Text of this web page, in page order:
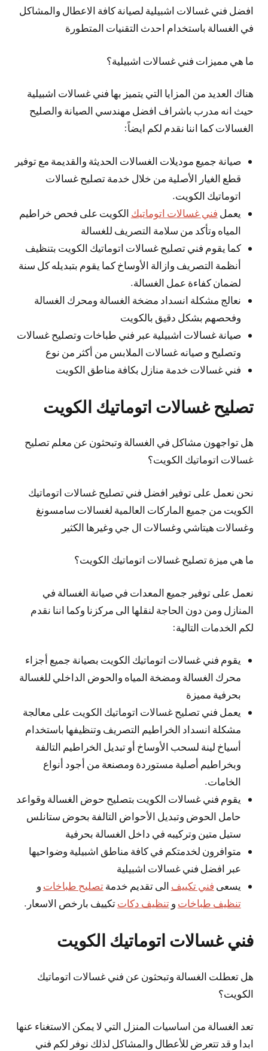
افضل فني غسالات اشبيلية لصيانة كافة الاعطال والمشاكل
في الغسالة باستخدام احدث التقنيات المتطورة
ما هي مميزات فني غسالات اشبيلية؟
هناك العديد من المزايا التي يتميز بها فني غسالات اشبيلية
حيث انه مدرب باشراف افضل مهندسي الصيانة والصليح
الغسالات كما اننا نقدم لكم ايضاً:
صيانة جميع موديلات الغسالات الحديثة والقديمة مع توفير
قطع الغيار الأصلية من خلال خدمة تصليح غسالات
اتوماتيك الكويت.
يعمل فني غسالات اتوماتيك الكويت على فحص خراطيم
المياه وتأكد من سلامة التصريف للغسالة
كما يقوم فني تصليح غسالات اتوماتيك الكويت بتنظيف
أنظمة التصريف وازالة الأوساخ كما يقوم بتبديله كل سنة
لضمان كفاءة عمل الغسالة.
نعالج مشكلة انسداد مضخة الغسالة ومحرك الغسالة
وفحصهم بشكل دقيق بالكويت
صيانة غسالات اشبيلية عبر فني طباخات وتصليح غسالات
وتصليح و صيانه غسالات الملابس من أكثر من نوع
فني غسالات خدمة منازل بكافة مناطق الكويت
تصليح غسالات اتوماتيك الكويت
هل تواجهون مشاكل في الغسالة وتبحثون عن معلم تصليح
غسالات اتوماتيك الكويت؟
نحن نعمل على توفير افضل فني تصليح غسالات اتوماتيك
الكويت من جميع الماركات العالمية لغسالات سامسونغ
وغسالات هيتاشي وغسالات ال جي وغيرها الكثير
ما هي ميزة تصليح غسالات اتوماتيك الكويت؟
نعمل على توفير جميع المعدات في صيانة الغسالة في
المنازل ومن دون الحاجة لنقلها الى مركزنا وكما اننا نقدم
لكم الخدمات التالية:
يقوم فني غسالات اتوماتيك الكويت بصيانة جميع أجزاء
محرك الغسالة ومضخة المياه والحوض الداخلي للغسالة
بحرفية مميزة
يعمل فني تصليح غسالات اتوماتيك الكويت على معالجة
مشكلة انسداد الخراطيم التصريف وتنظيفها باستخدام
أسياخ لينة لسحب الأوساخ أو تبديل الخراطيم التالفة
وبخراطيم أصلية مستوردة ومصنعة من أجود أنواع
الخامات.
يقوم فني غسالات الكويت بتصليح حوض الغسالة وقواعد
حامل الحوض وتبديل الأحواض التالفة بحوض ستانلس
ستيل متين وتركيبه في داخل الغسالة بحرفية
متوافرون لخدمتكم في كافة مناطق اشبيلية وضواحيها
عبر افضل فني غسالات اشبيلية
يسعى فني تكييف الى تقديم خدمةتصليح طباخات و
تنظيف طباخات وتنظيف دكات تكييف بارخص الاسعار.
فني غسالات اتوماتيك الكويت
هل تعطلت الغسالة وتبحثون عن فني غسالات اتوماتيك
الكويت؟
تعد الغسالة من اساسيات المنزل التي لا يمكن الاستغناء عنها
ابدا و قد تتعرض للأعطال والمشاكل لذلك نوفر لكم فني